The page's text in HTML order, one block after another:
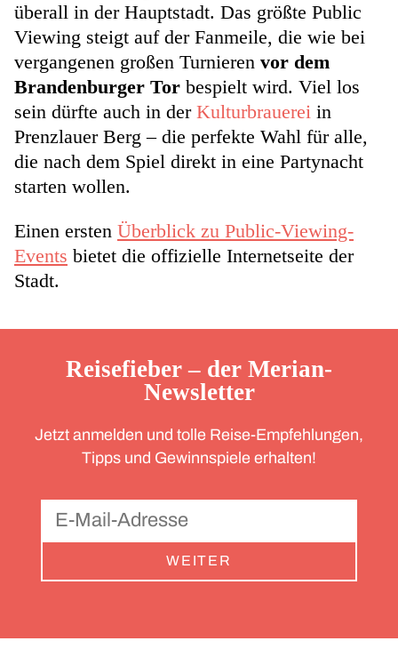
überall in der Hauptstadt. Das größte Public
Viewing steigt auf der Fanmeile, die wie bei
vergangenen großen Turnieren vor dem
Brandenburger Tor bespielt wird. Viel los
sein dürfte auch in der Kulturbrauerei in
Prenzlauer Berg – die perfekte Wahl für alle,
die nach dem Spiel direkt in eine Partynacht
starten wollen.
Einen ersten Überblick zu Public-Viewing-
Events bietet die offizielle Internetseite der
Stadt.
Reisefieber – der Merian-
Newsletter
Jetzt anmelden und tolle Reise-Empfehlungen,
Tipps und Gewinnspiele erhalten!
WEITER